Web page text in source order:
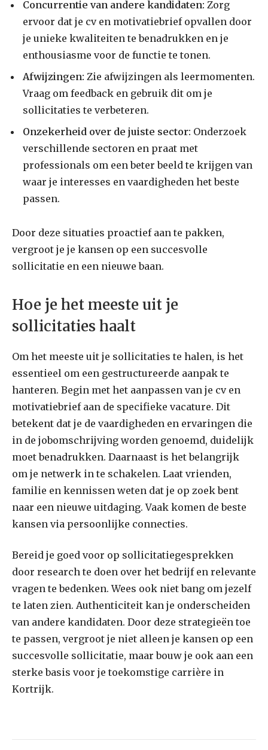
Concurrentie van andere kandidaten: Zorg
ervoor dat je cv en motivatiebrief opvallen door
je unieke kwaliteiten te benadrukken en je
enthousiasme voor de functie te tonen.
Afwijzingen: Zie afwijzingen als leermomenten.
Vraag om feedback en gebruik dit om je
sollicitaties te verbeteren.
Onzekerheid over de juiste sector: Onderzoek
verschillende sectoren en praat met
professionals om een beter beeld te krijgen van
waar je interesses en vaardigheden het beste
passen.
Door deze situaties proactief aan te pakken,
vergroot je je kansen op een succesvolle
sollicitatie en een nieuwe baan.
Hoe je het meeste uit je
sollicitaties haalt
Om het meeste uit je sollicitaties te halen, is het
essentieel om een gestructureerde aanpak te
hanteren. Begin met het aanpassen van je cv en
motivatiebrief aan de specifieke vacature. Dit
betekent dat je de vaardigheden en ervaringen die
in de jobomschrijving worden genoemd, duidelijk
moet benadrukken. Daarnaast is het belangrijk
om je netwerk in te schakelen. Laat vrienden,
familie en kennissen weten dat je op zoek bent
naar een nieuwe uitdaging. Vaak komen de beste
kansen via persoonlijke connecties.
Bereid je goed voor op sollicitatiegesprekken
door research te doen over het bedrijf en relevante
vragen te bedenken. Wees ook niet bang om jezelf
te laten zien. Authenticiteit kan je onderscheiden
van andere kandidaten. Door deze strategieën toe
te passen, vergroot je niet alleen je kansen op een
succesvolle sollicitatie, maar bouw je ook aan een
sterke basis voor je toekomstige carrière in
Kortrijk.